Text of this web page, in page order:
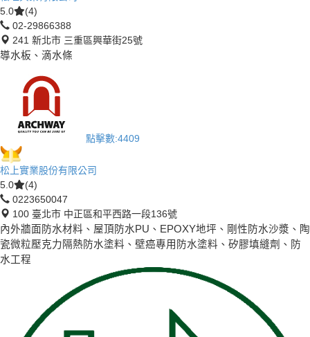
5.0
(4)
02-29866388
241 新北市 三重區興華街25號
導水板、滴水條
點擊數:4409
松上實業股份有限公司
5.0
(4)
0223650047
100 臺北市 中正區和平西路一段136號
內外牆面防水材料、屋頂防水PU、EPOXY地坪、剛性防水沙漿、陶
瓷微粒壓克力隔熱防水塗料、壁癌專用防水塗料、矽膠填縫劑、防
水工程